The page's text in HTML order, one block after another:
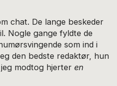
chat. De lange beskeder
Nogle gange fyldte de
som ind i
den bedste redaktør, hun
jeg modtog hjerteren